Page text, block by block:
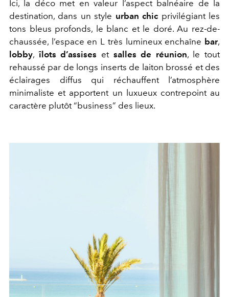
Ici, la déco met en valeur l’aspect balnéaire de la
destination, dans un style urban chic privilégiant les
tons bleus profonds, le blanc et le doré. Au rez-de-
chaussée, l’espace en L très lumineux enchaîne bar,
lobby,îlots d’assises et salles de réunion, le tout
rehaussé par de longs inserts de laiton brossé et des
éclairages diffus qui réchauffent l’atmosphère
minimaliste et apportent un luxueux contrepoint au
caractère plutôt “business” des lieux.